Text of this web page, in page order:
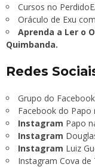
Cursos no
Oráculo de Exu
Aprenda a Ler o
Quimbanda.
Redes
Grupo do
Facebook do Papo
Instagram Papo
Instagram
Instagram Luiz
Instagram Cova de